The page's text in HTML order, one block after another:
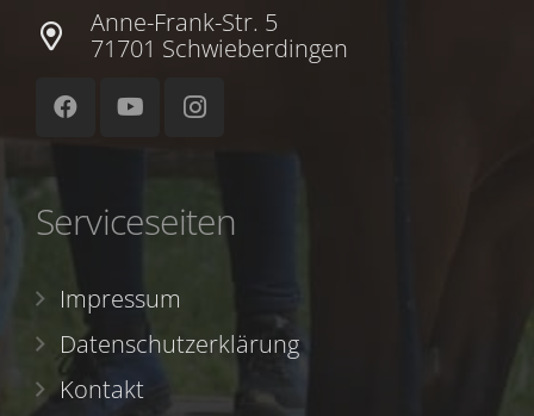
Anne-Frank-Str. 5
71701 Schwieberdingen
Serviceseiten
Impressum
Datenschutzerklärung
Kontakt